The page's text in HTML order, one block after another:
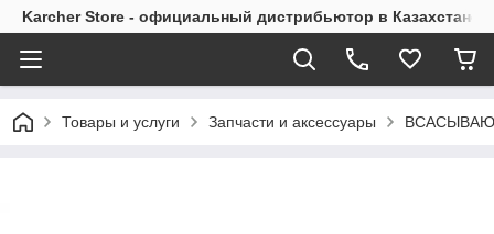
Karcher Store - официальный дистрибьютор в Казахстане
Товары и услуги Запчасти и аксессуары